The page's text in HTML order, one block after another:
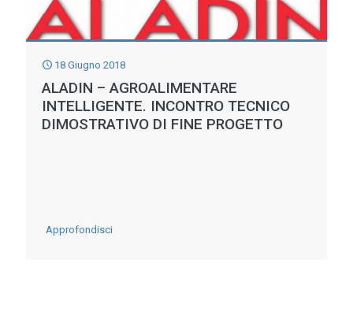
18 Giugno 2018
ALADIN – AGROALIMENTARE
INTELLIGENTE. INCONTRO TECNICO
DIMOSTRATIVO DI FINE PROGETTO
Approfondisci-